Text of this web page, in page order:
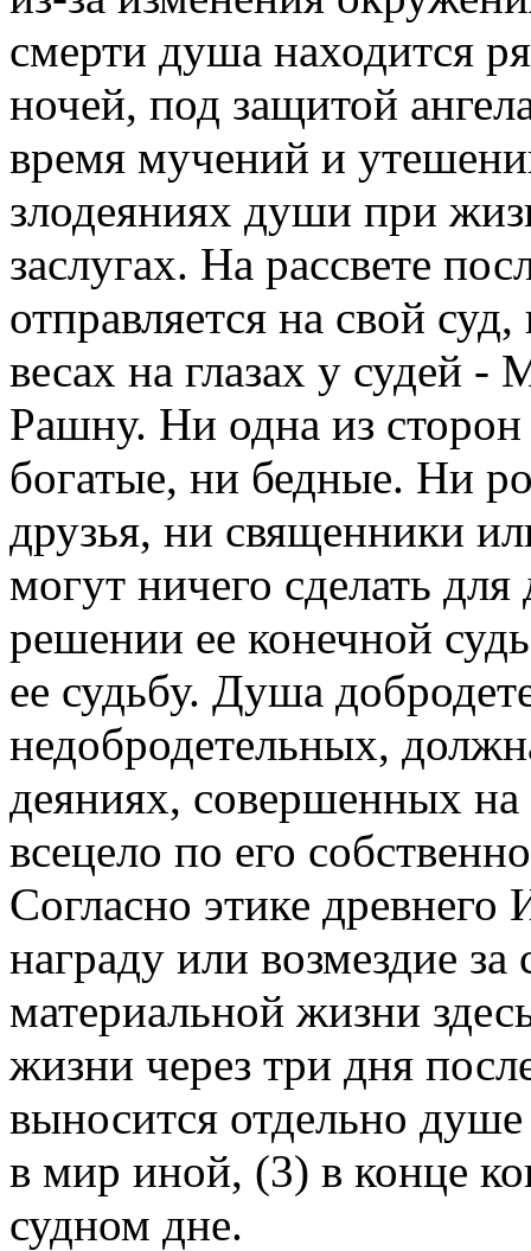
смерти душа находится
ночей, под защитой
время мучений и
злодеяниях души при
заслугах. На рассвете
отправляется на свой
весах на глазах у
Рашну. Ни одна из
богатые, ни бедные. Ни
друзья, ни священники
могут ничего сделать
решении ее конечной
ее судьбу. Душа
недобродетельных,
деяниях, совершенных
всецело по его
Согласно этике древнего
награду или возмездие
материальной жизни
жизни через три дня
выносится отдельно
в мир иной, (3) в конце
судном дне.